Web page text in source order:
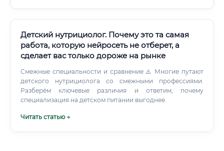
Детский нутрициолог. Почему это та самая
работа, которую нейросеть не отберет, а
сделает вас только дороже на рынке
Смежные специальности и сравнение ⚠️ Многие путают
детского нутрициолога со смежными профессиями.
Разберём ключевые различия и ответим, почему
специализация на детском питании выгоднее.
Читать статью →